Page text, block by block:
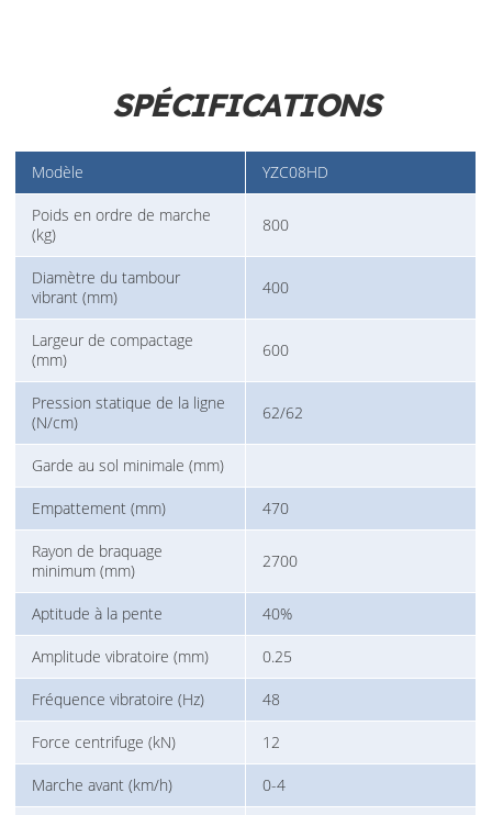
SPÉCIFICATIONS
Modèle YZC08HD
Poids en ordre de marche
(kg)
800
Diamètre du tambour
vibrant (mm)
400
Largeur de compactage
(mm)
600
Pression statique de la ligne
(N/cm)
62/62
Garde au sol minimale (mm)
Empattement (mm) 470
Rayon de braquage
minimum (mm)
2700
Aptitude à la pente 40%
Amplitude vibratoire (mm) 0.25
Fréquence vibratoire (Hz) 48
Force centrifuge (kN) 12
Marche avant (km/h) 0-4